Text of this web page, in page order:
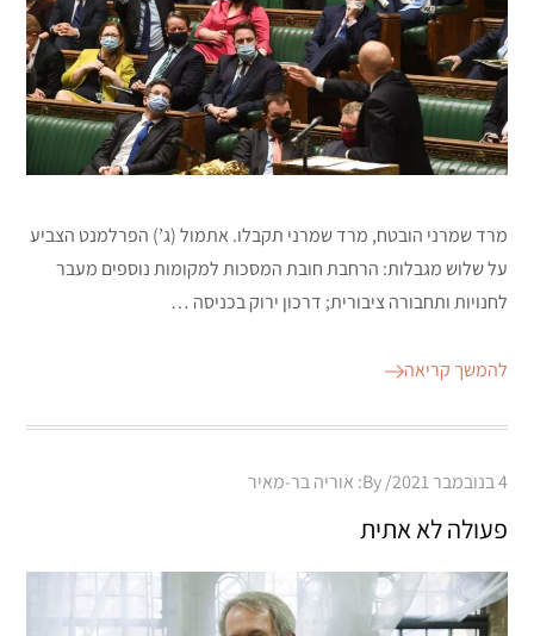
מרד שמרני הובטח, מרד שמרני תקבלו. אתמול (ג’) הפרלמנט הצביע
על שלוש מגבלות: הרחבת חובת המסכות למקומות נוספים מעבר
לחנויות ותחבורה ציבורית; דרכון ירוק בכניסה …
להמשך קריאה
Posted
4 בנובמבר 2021 By: אוריה בר-מאיר
פעולה לא אתית